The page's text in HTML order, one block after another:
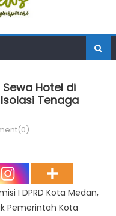
Hotel di
Tenaga
I DPRD Kota Medan,
Pemerintah Kota